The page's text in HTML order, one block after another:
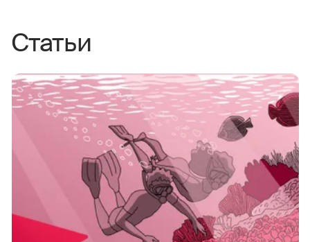
гребля (академическая, на байдарках
и каноэ)
гребной слалом
занятия горными лыжами
дайвинг (если иное не предусмотрено
Статьи